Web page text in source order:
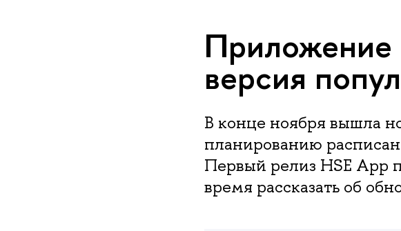
Приложение
версия
В конце ноября вышла
планированию
Первый релиз HSE App
время рассказать об